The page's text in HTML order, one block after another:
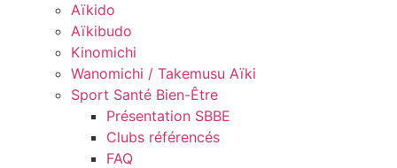
Aïkido
Aïkibudo
Kinomichi
Wanomichi / Takemusu Aïki
Sport Santé Bien-Être
Présentation SBBE
Clubs référencés
FAQ